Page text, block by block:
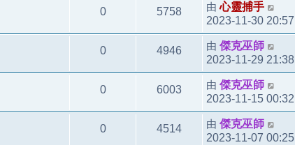
0 5758 由心靈捕手
2023-11-30 20:57
0 4946 由 傑克巫師
2023-11-29 21:38
0 6003 由 傑克巫師
2023-11-15 00:32
0 4514 由 傑克巫師
2023-11-07 00:25